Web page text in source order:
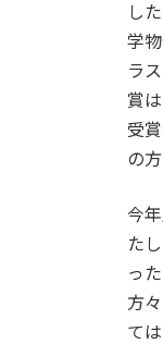
し
学
ラ
賞
受
の
今
た
っ
方
て